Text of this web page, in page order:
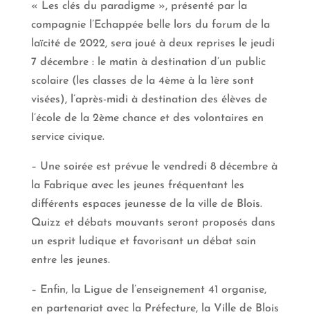
« Les clés du paradigme », présenté par la
compagnie l’Echappée belle lors du forum de la
laïcité de 2022, sera joué à deux reprises le jeudi
7 décembre : le matin à destination d’un public
scolaire (les classes de la 4ème à la 1ère sont
visées), l’après-midi à destination des élèves de
l’école de la 2ème chance et des volontaires en
service civique.
– Une soirée est prévue le vendredi 8 décembre à
la Fabrique avec les jeunes fréquentant les
différents espaces jeunesse de la ville de Blois.
Quizz et débats mouvants seront proposés dans
un esprit ludique et favorisant un débat sain
entre les jeunes.
– Enfin, la Ligue de l’enseignement 41 organise,
en partenariat avec la Préfecture, la Ville de Blois